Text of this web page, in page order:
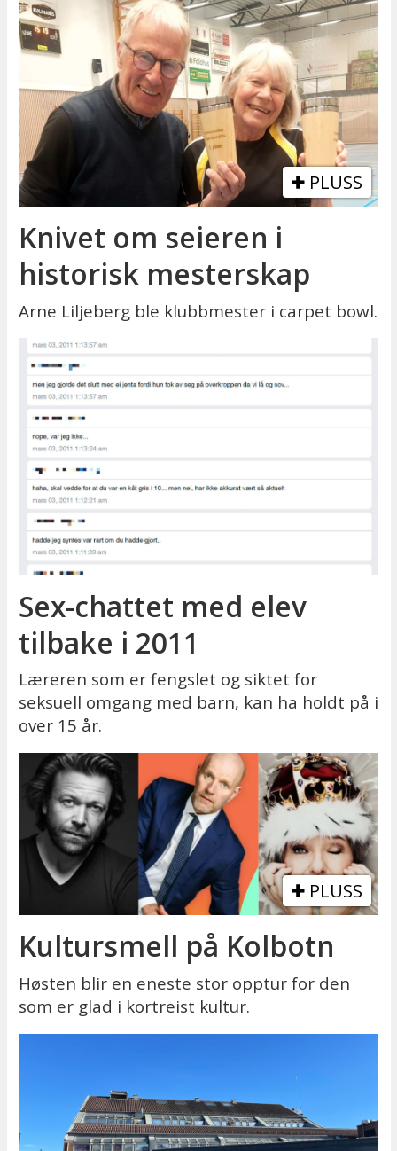
PLUSS
Knivet om seieren i
historisk mesterskap
Arne Liljeberg ble klubbmester i carpet bowl.
Sex-chattet med elev
tilbake i 2011
Læreren som er fengslet og siktet for
seksuell omgang med barn, kan ha holdt på i
over 15 år.
PLUSS
Kultursmell på Kolbotn
Høsten blir en eneste stor opptur for den
som er glad i kortreist kultur.